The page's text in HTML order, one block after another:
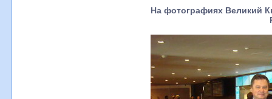
На фотографиях Великий